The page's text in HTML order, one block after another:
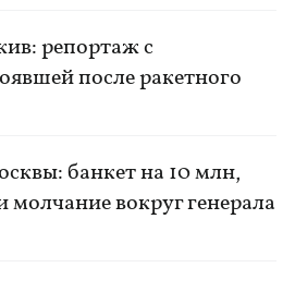
репортаж с
после ракетного
банкет на 10 млн,
вокруг генерала